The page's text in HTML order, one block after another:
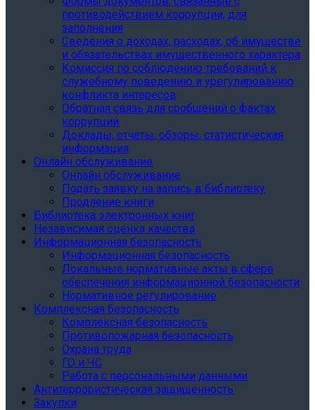
противодействием коррупции, для
заполнения
Сведения о доходах, расходах, об имуществе
и обязательствах имущественного характера
Комиссия по соблюдению требований к
служебному поведению и урегулированию
конфликта интересов
Обратная связь для сообщений о фактах
коррупции
Доклады, отчеты, обзоры, статистическая
информация
Онлайн обслуживание
Онлайн обслуживание
Подать заявку на запись в библиотеку
Продление книги
Библиотека электронных книг
Независимая оценка качества
Информационная безопасность
Информационная безопасность
Локальные нормативные акты в сфере
обеспечения информационной безопасности
Нормативное регулирование
Комплексная безопасность
Комплексная безопасность
Противопожарная безопасность
Охрана труда
ГО и ЧС
Работа с персональными данными
Антитеррористическая защищенность
Закупки